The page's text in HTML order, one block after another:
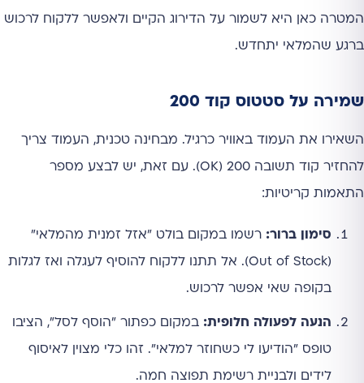
המטרה כאן היא לשמור על הדירוג הקיים ולאפשר ללקוח לרכוש
ברגע שהמלאי יתחדש.
שמירה על סטטוס קוד 200
השאירו את העמוד באוויר כרגיל. מבחינה טכנית, העמוד צריך
להחזיר קוד תשובה 200 (OK). עם זאת, יש לבצע מספר
התאמות קריטיות:
סימון ברור: רשמו במקום בולט "אזל זמנית מהמלאי"
(Out of Stock). אל תתנו ללקוח להוסיף לעגלה ואז לגלות
בקופה שאי אפשר לרכוש.
הנעה לפעולה חלופית: במקום כפתור "הוסף לסל", הציבו
טופס "הודיעו לי כשחוזר למלאי". זהו כלי מצוין לאיסוף
לידים ולבניית רשימת תפוצה חמה.